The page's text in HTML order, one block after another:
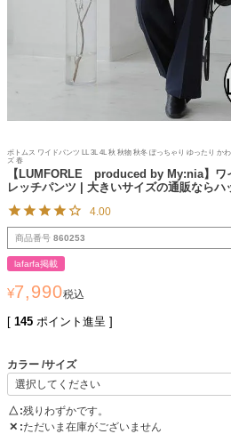
ボトムス ワイドパンツ LL 3L 4L 秋 秋物 秋冬 ぽっちゃり ゆったり か
ズ 春
【LUMFORLE produced by My:nia】ワ
レッチパンツ | 大きいサイズの通販ならハ
4.00
商品番号 860253
lafarfa掲載
¥7,990税込
[ 145 ポイント進呈 ]
カラー サイズ
△ 残りわずかです。
✕ ただいま在庫がございません